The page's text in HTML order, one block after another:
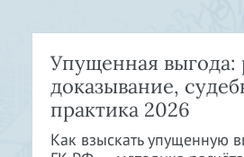
Упущенная выгода:
доказывание,
практика 2026
Как взыскать упущенную